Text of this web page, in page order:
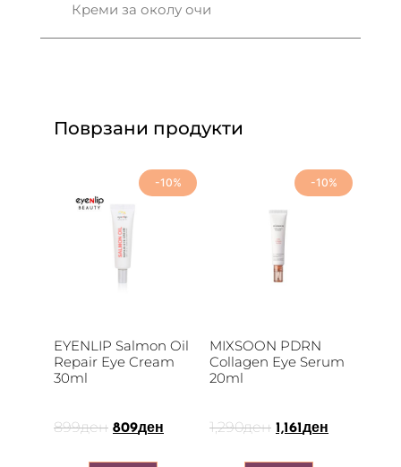
Креми за околу очи
Поврзани продукти
-10%
EYENLIP Salmon Oil
Repair Eye Cream
30ml
899ден 809ден
-10%
MIXSOON PDRN
Collagen Eye Serum
20ml
1,290ден 1,161ден